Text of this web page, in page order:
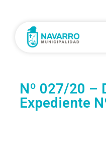
Nº 027/20 –
Expediente